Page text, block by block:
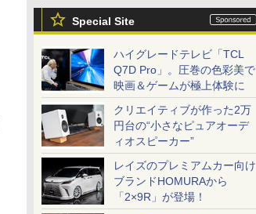
Special Site
ハイグレードテレビ「TCL
Q7D Pro」。圧巻の色彩美で
映画＆ゲームが極上体験に
クリエイティブが作った2万
円台の“小さなピュアオーデ
ィオスピーカー”
レイズのプレミアムカー向け
ブランドHOMURAから
「2×9R」が登場！